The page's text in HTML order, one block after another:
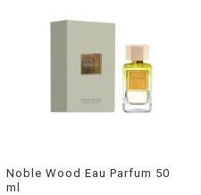
Noble Wood Eau Parfum 50
ml